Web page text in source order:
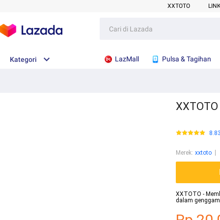
XXTOTO
Kategori LazMall Pulsa & Tagihan
Merek: xxtoto
XXTOTO -
dalam